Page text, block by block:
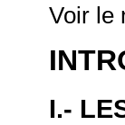
Voir le
I.-